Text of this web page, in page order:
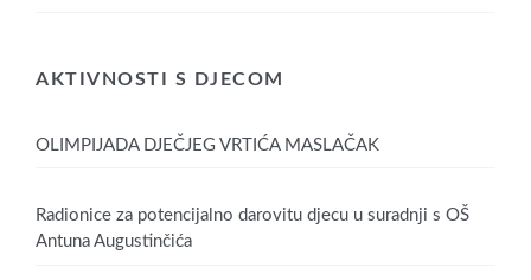
AKTIVNOSTI S DJECOM
OLIMPIJADA DJEČJEG VRTIĆA MASLAČAK
Radionice za potencijalno darovitu djecu u suradnji s OŠ
Antuna Augustinčića